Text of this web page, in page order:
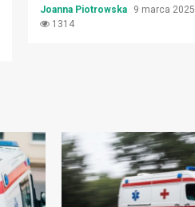
Joanna Piotrowska
9 marca 2025
1314